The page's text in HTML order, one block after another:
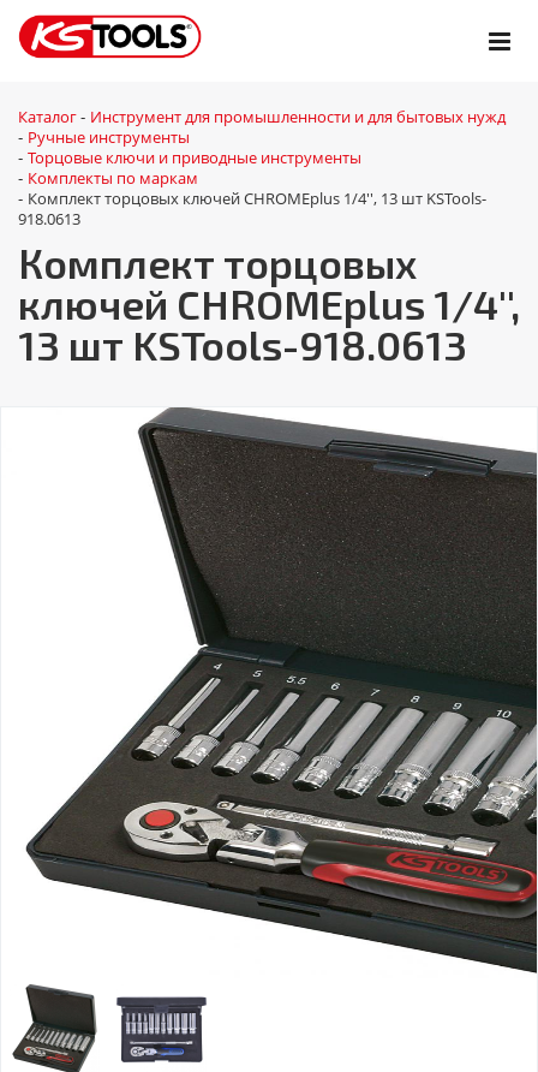
Каталог - Инструмент для промышленности и для бытовых нужд
- Ручные инструменты
- Торцовые ключи и приводные инструменты
- Комплекты по маркам
- Комплект торцовых ключей CHROMEplus 1/4'', 13 шт KSTools-
918.0613
Комплект торцовых
ключей CHROMEplus 1/4'',
13 шт KSTools-918.0613